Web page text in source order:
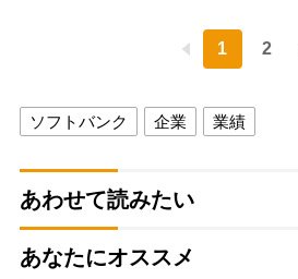
1 2
ソフトバンク 企業 業績
あわせて読みたい
あなたにオススメ